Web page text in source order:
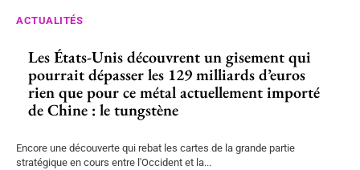
ACTUALITÉS
Les États-Unis découvrent un gisement qui
pourrait dépasser les 129 milliards d’euros
rien que pour ce métal actuellement importé
de Chine : le tungstène
Encore une découverte qui rebat les cartes de la grande partie
stratégique en cours entre l'Occident et la...